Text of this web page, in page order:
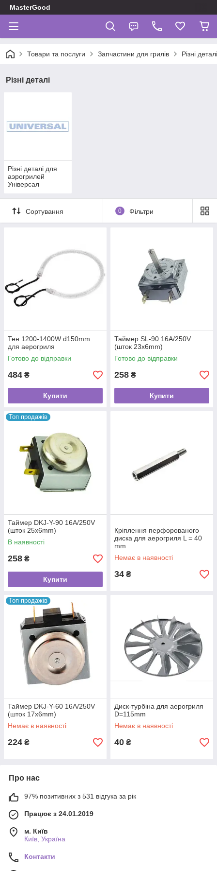
MasterGood
Товари та послуги Запчастини для грилів Різні деталі
Різні деталі
Різні деталі для
аэрогрилей
Універсал
Сортування 0 Фільтри
Тен 1200-1400W d150mm
для аерогриля
Готово до відправки
484 ₴
Купити
Таймер SL-90 16A/250V
(шток 23x6mm)
Готово до відправки
258 ₴
Купити
Топ продажів
Таймер DKJ-Y-90 16A/250V
(шток 25x6mm)
В наявності
258 ₴
Купити
Кріплення перфорованого
диска для аерогриля L = 40
mm
Немає в наявності
34 ₴
Топ продажів
Таймер DKJ-Y-60 16A/250V
(шток 17x6mm)
Немає в наявності
224 ₴
Диск-турбіна для аерогриля
D=115mm
Немає в наявності
40 ₴
Про нас
97% позитивних з 531 відгука за рік
Працює з 24.01.2019
м. Київ
Київ, Україна
Контакти